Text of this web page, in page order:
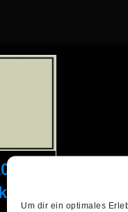
Um dir ein optimales
–